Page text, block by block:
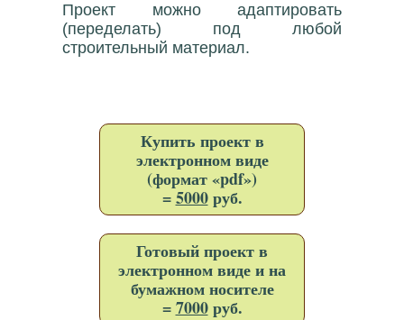
Проект можно адаптировать
(переделать) под любой
строительный материал.
Купить проект в
электронном виде
(формат «pdf»)
=5000руб.
Готовый проект в
электронном виде и на
бумажном носителе
=7000руб.